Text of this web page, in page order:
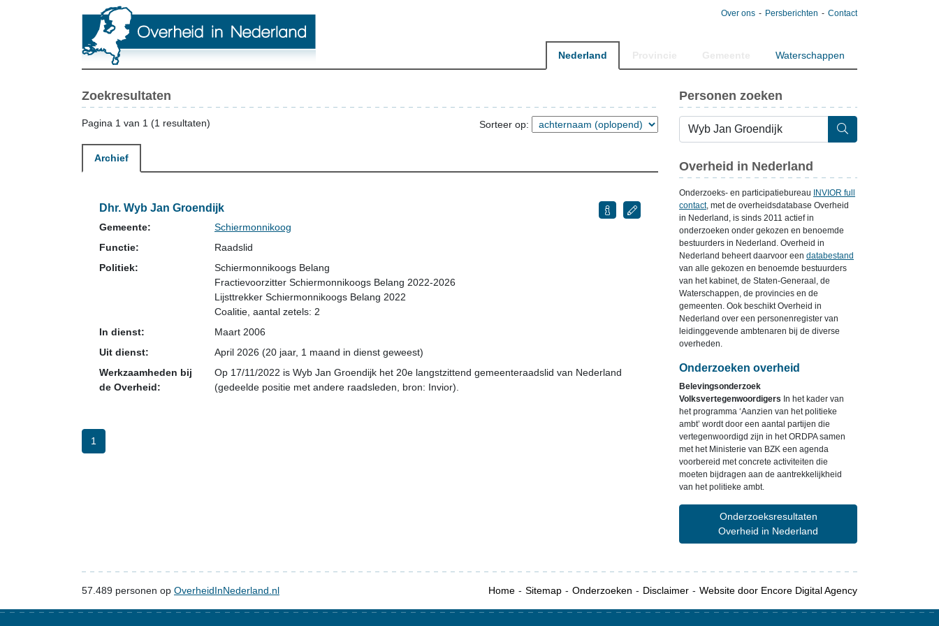
Over ons Persberichten Contact
Nederland Waterschappen
Zoekresultaten
Pagina 1 van 1 (1 resultaten) Sorteer op:
Archief
Dhr. Wyb Jan Groendijk
Gemeente:
Schiermonnikoog
Functie:
Raadslid
Politiek:
Schiermonnikoogs Belang
Fractievoorzitter Schiermonnikoogs Belang 2022-2026
Lijsttrekker Schiermonnikoogs Belang 2022
Coalitie , aantal zetels: 2
In dienst:
Maart 2006
Uit dienst:
April 2026 (20 jaar, 1 maand in dienst geweest)
Werkzaamheden bij
de Overheid:
Op 17/11/2022 is Wyb Jan Groendijk het 20e langstzittend gemeenteraadslid van Nederland
(gedeelde positie met andere raadsleden, bron: Invior).
1
Personen zoeken
Overheid in Nederland
Onderzoeks- en participatiebureau
INVIOR full
contact, met de overheidsdatabase Overheid
in Nederland, is sinds 2011 actief in
onderzoeken onder gekozen en benoemde
bestuurders in Nederland. Overheid in
Nederland beheert daarvoor een databestand
van alle gekozen en benoemde bestuurders
van het kabinet, de Staten-Generaal, de
Waterschappen, de provincies en de
gemeenten. Ook beschikt Overheid in
Nederland over een personenregister van
leidinggevende ambtenaren bij de diverse
overheden.
Onderzoeken overheid
Belevingsonderzoek
Volksvertegenwoordigers In het kader van
het programma ‘Aanzien van het politieke
ambt’ wordt door een aantal partijen die
vertegenwoordigd zijn in het ORDPA samen
met het Ministerie van BZK een agenda
voorbereid met concrete activiteiten die
moeten bijdragen aan de aantrekkelijkheid
van het politieke ambt.
Onderzoeksresultaten
Overheid in Nederland
57.489 personen op OverheidInNederland.nl Home Sitemap Onderzoeken Disclaimer Website door Encore Digital Agency